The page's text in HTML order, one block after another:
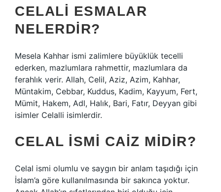
CELALI ESMALAR
NELERDIR?
Mesela Kahhar ismi zalimlere büyüklük tecelli
ederken, mazlumlara rahmettir, mazlumlara da
ferahlık verir. Allah, Celil, Aziz, Azim, Kahhar,
Müntakim, Cebbar, Kuddus, Kadim, Kayyum, Fert,
Mümit, Hakem, Adl, Halık, Bari, Fatır, Deyyan gibi
isimler Celalli isimlerdir.
CELAL ISMI CAIZ MIDIR?
Celal ismi olumlu ve saygın bir anlam taşıdığı için
İslam’a göre kullanılmasında bir sakınca yoktur.